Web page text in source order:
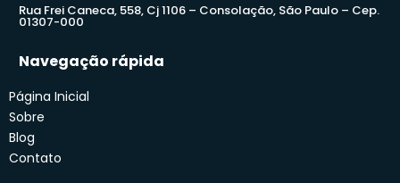
Rua Frei Caneca, 558, Cj 1106 – Consolação, São Paulo – Cep.
01307-000
Navegação rápida
Página Inicial
Sobre
Blog
Contato